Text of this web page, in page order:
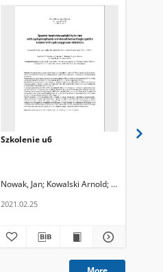
Szkolenie u6
Nowak, Jan Kowalski Arnold Chabior Janusz
2021.02.25